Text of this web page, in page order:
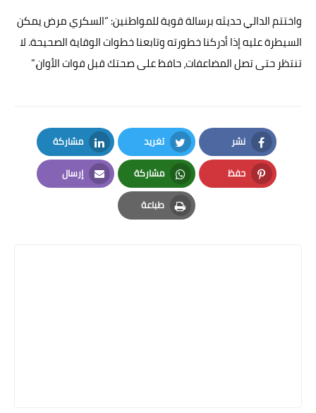
واختتم الدالي حديثه برسالة قوية للمواطنين: “السكري مرض يمكن
السيطرة عليه إذا أدركنا خطورته وتابعنا خطوات الوقاية الصحيحة. لا
تنتظر حتى تصل المضاعفات، حافظ على صحتك قبل فوات الأوان.”
نشر
Facebook
تغريد
Twitter
مشاركة
LinkedIn
حفظ
Pinterest
مشاركة
Whatsapp
إرسال
Email
طباعة
Print